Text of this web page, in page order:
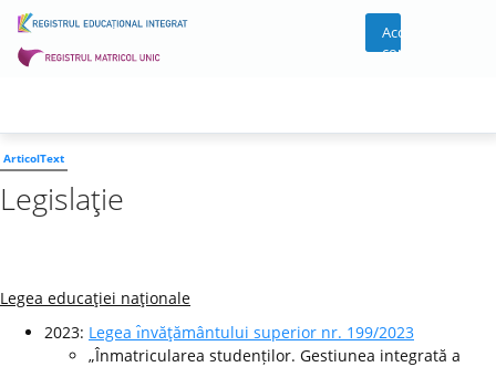
Acces
cont
ArticolText
Legislaţie
Legea educaţiei naţionale
2023: Legea ı̂nvăţământului superior nr. 199/2023
„Înmatricularea studenților. Gestiunea integrată a